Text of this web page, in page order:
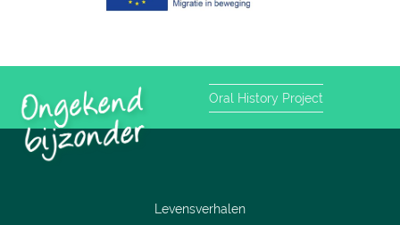
Oral History Project
Levensverhalen